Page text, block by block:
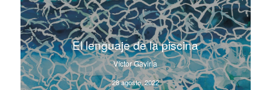
El lenguaje de la piscina
Víctor Gaviria
28 agosto, 2022